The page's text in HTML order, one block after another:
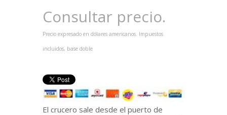
Consultar precio.
Precio expresado en dólares americanos. Impuestos
incluidos, base doble
El crucero sale desde el puerto de